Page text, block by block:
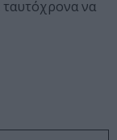
ταυτόχρονα να